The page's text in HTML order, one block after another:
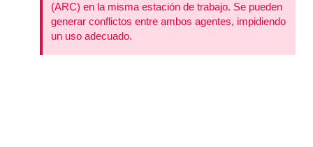
(ARC) en la misma estación de trabajo. Se pueden
generar conflictos entre ambos agentes, impidiendo
un uso adecuado.